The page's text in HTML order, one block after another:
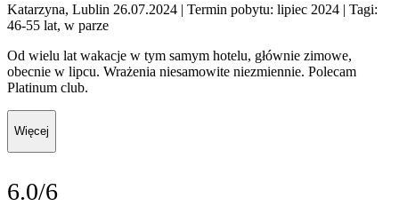
Katarzyna, Lublin 26.07.2024 | Termin pobytu: lipiec 2024 | Tagi:
46-55 lat, w parze
Od wielu lat wakacje w tym samym hotelu, głównie zimowe,
obecnie w lipcu. Wrażenia niesamowite niezmiennie. Polecam
Platinum club.
Więcej
6.0/6